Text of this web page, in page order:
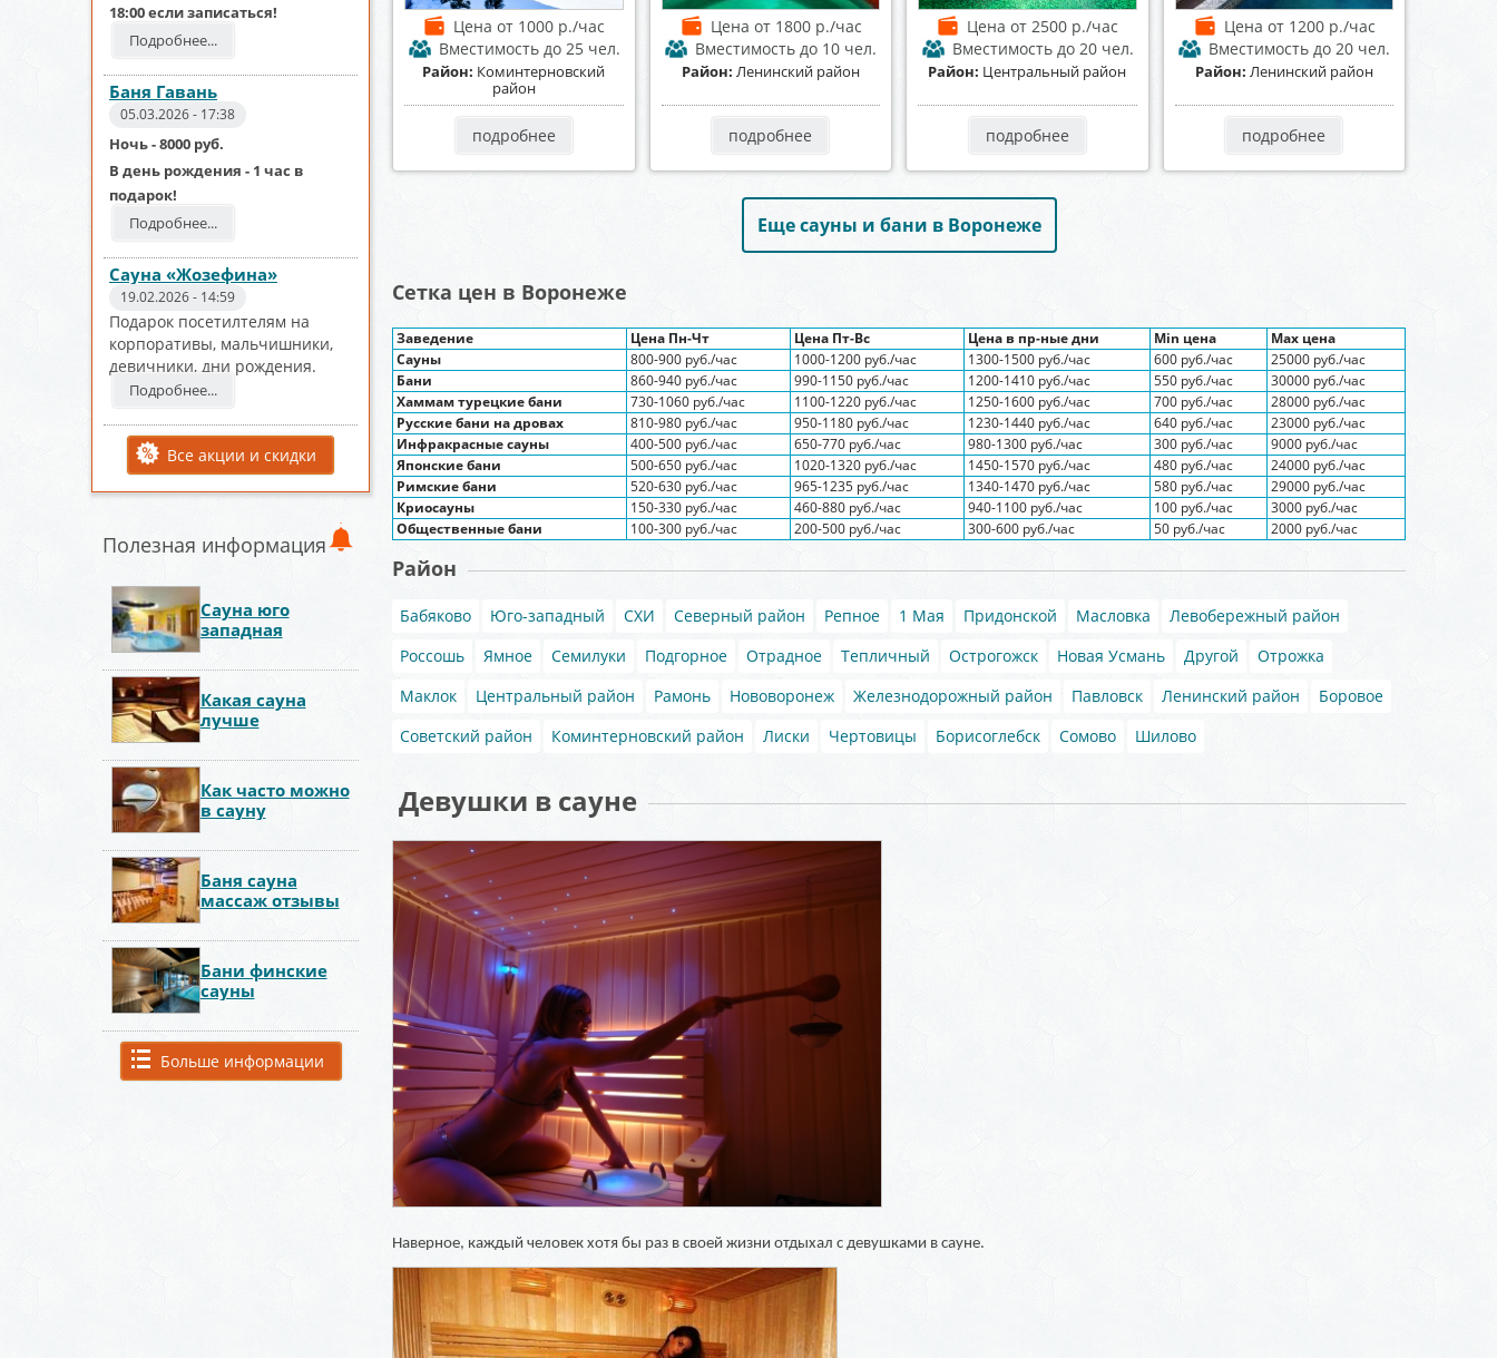
18:00 если записаться!
Подробнее...
Баня Гавань
05.03.2026 - 17:38
Ночь - 8000 руб.
В день рождения - 1 час в
подарок!
Подробнее...
Сауна «Жозефина»
19.02.2026 - 14:59
Подарок посетилтелям на
корпоративы, мальчишники,
девичники, дни рождения.
Подробнее...
Все акции и скидки
Полезная информация
Сауна юго
западная
Какая сауна
лучше
Как часто можно
в сауну
Баня сауна
массаж отзывы
Бани финские
сауны
Больше информации
Ценаот 1000 р./час
Вместимость до 25 чел.
Район: Коминтерновский
район
подробнее
Цена от 1800 р./час
Вместимостьдо 10 чел.
Район: Ленинский район
подробнее
Ценаот 2500 р./час
Вместимость до 20 чел.
Район: Центральный район
подробнее
Цена от 1200 р./час
Вместимостьдо 20 чел.
Район: Ленинский район
подробнее
Еще сауны и бани в Воронеже
Cетка цен в Воронеже
Заведение Цена Пн-Чт Цена Пт-Вс Цена в пр-ные дни Min цена
Max цена
Сауны
800-900 руб./час 1000-1200 руб./час 1300-1500 руб./час 600 руб./час
25000 руб./час
Бани
860-940 руб./час 990-1150 руб./час 1200-1410 руб./час 550 руб./час
30000 руб./час
Хаммам турецкие бани
730-1060 руб./час 1100-1220 руб./час 1250-1600 руб./час 700 руб./час
28000 руб./час
Русские бани на дровах
810-980 руб./час 950-1180 руб./час 1230-1440 руб./час 640 руб./час
23000 руб./час
Инфракрасные сауны
400-500 руб./час 650-770 руб./час 980-1300 руб./час 300 руб./час
9000 руб./час
Японские бани
500-650 руб./час 1020-1320 руб./час 1450-1570 руб./час 480 руб./час
24000 руб./час
Римские бани
520-630 руб./час 965-1235 руб./час 1340-1470 руб./час 580 руб./час
29000 руб./час
Криосауны
150-330 руб./час 460-880 руб./час 940-1100 руб./час 100 руб./час
3000 руб./час
Общественные бани
100-300 руб./час 200-500 руб./час 300-600 руб./час 50 руб./час 2000 руб./час
Район
Бабяково Юго-западный СХИ Северный район Репное 1 Мая Придонской Масловка
Левобережный район
Россошь
Ямное Семилуки Подгорное Отрадное Тепличный Острогожск Новая Усмань Другой
Отрожка
Маклок
Центральный район Рамонь Нововоронеж Железнодорожный район Павловск Ленинский район
Боровое
Советский район
Коминтерновский район Лиски Чертовицы Борисоглебск Сомово Шилово
Девушки в сауне
Наверное, каждый человек хотя бы раз в своей жизни отдыхал с девушками в сауне.